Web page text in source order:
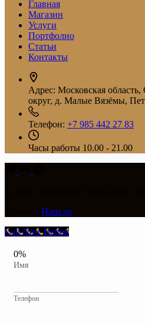
Главная
Магазин
Услуги
Портфолио
Статьи
Контакты
Адрес: Московская
округ, д. Малые Вязёмы,
Телефон: +7 985 442 27 83
Часы работы 10.00 - 21.00
Hariz.ru
Call Now Button
0%
Имя
Телефон